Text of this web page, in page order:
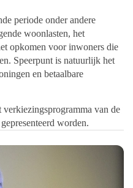
periode onder andere
woonlasten, het
opkomen voor inwoners die
Speerpunt is natuurlijk het
en betaalbare
van de
worden.